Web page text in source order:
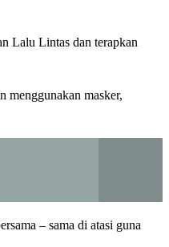
Lalu Lintas dan terapkan
menggunakan masker,
– sama di atasi guna